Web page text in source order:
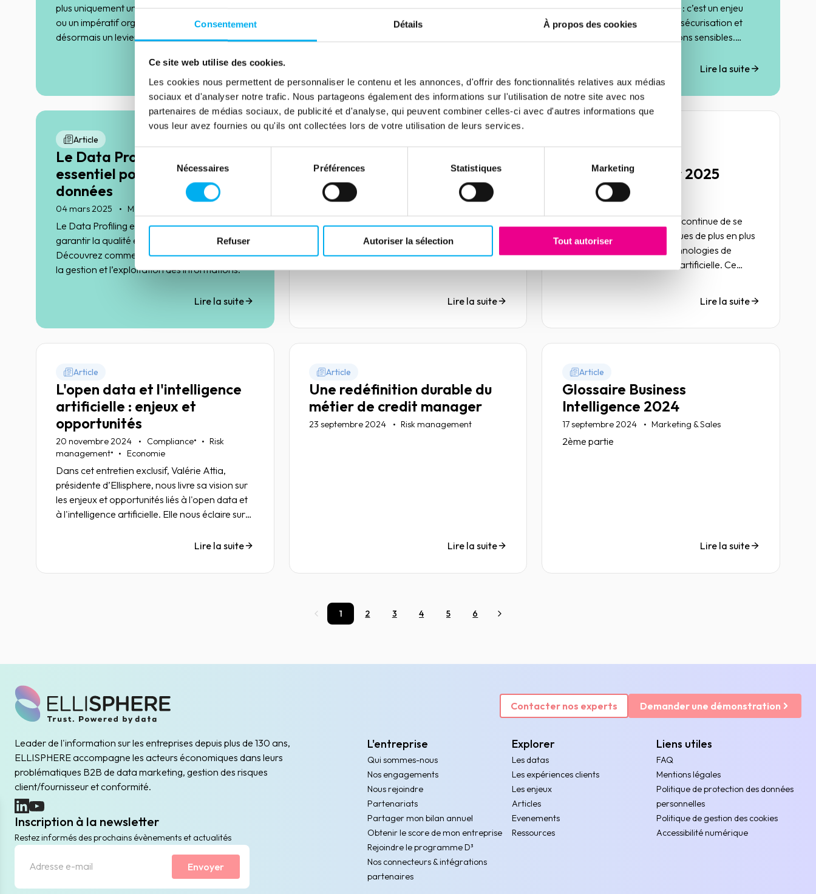
Consentement Détails À propos des cookies
Ce site web utilise des cookies.
Les cookies nous permettent de personnaliser le contenu et les annonces, d'offrir des fonctionnalités relatives aux médias
sociaux et d'analyser notre trafic. Nous partageons également des informations sur l'utilisation de notre site avec nos
partenaires de médias sociaux, de publicité et d'analyse, qui peuvent combiner celles-ci avec d'autres informations que
vous leur avez fournies ou qu'ils ont collectées lors de votre utilisation de leurs services.
Sélection
consentement
Nécessaires Préférences Statistiques Marketing
Refuser Autoriser la sélection Tout autoriser
plus uniquement une obligation réglementaire
ou un impératif organisationnel, elle constitue
désormais un levier stratégique
Lire la suite
delà de la simple intégration : c’est un enjeu
stratégique pour garantir la sécurisation et
l’optimisation des informations sensibles.
Lire la suite
Article
Le Data Profiling : un pilier
essentiel pour la gestion des
données
04 mars 2025 Marketing & Sales
Le Data Profiling est un levier essentiel pour
garantir la qualité et la fiabilité des données.
Découvrez comment cette approche optimise
la gestion et l’exploitation des informations.
Lire la suite
B2B : un enjeu stratégique
18 février 2025
environnement en constante évolution, où les
données jouent un rôle déterminant dans la
réussite stratégique. La gouvernance des
données s'impose comme un processus clé,
véritables atouts tout en respectant lesLire la suite
perspectives pour 2025
06 janvier 2025
management•
En 2024, la cybercriminalité continue de se
développer, avec des attaques de plus en plus
complexes, utilisant des technologies de
pointe comme l'intelligence artificielle. Ce
menaces toujours plus sophistiquées et des
Lire la suite
Article
L'open data et l'intelligence
artificielle : enjeux et
opportunités
20 novembre 2024 Compliance•
Risk
management• Economie
Dans cet entretien exclusif, Valérie Attia,
présidente d’Ellisphere, nous livre sa vision sur
les enjeux et opportunités liés à l'open data et
à l'intelligence artificielle. Elle nous éclaire sur
ces nouvelles technologies et leur impact sur le
Lire la suite
Article
Une redéfinition durable du
métier de credit manager
23 septembre 2024 Risk management
Lire la suite
Article
Glossaire Business
Intelligence 2024
17 septembre 2024 Marketing & Sales
2ème partie
Lire la suite
Précédent
1 2 3 4 5 6 Suivant
Contacter nos experts Demander une démonstration
Leader de l'information sur les entreprises depuis plus de 130 ans,
ELLISPHERE accompagne les acteurs économiques dans leurs
problématiques B2B de data marketing, gestion des risques
client/fournisseur et conformité.
(nouvelle fenêtre)
(nouvelle fenêtre)
Inscription à la newsletter
Restez informés des prochains évènements et actualités
Envoyer
L'entreprise
Qui sommes-nous
Nos engagements
Nous rejoindre
Partenariats
Partager mon bilan annuel
Obtenir le score de mon entreprise
Rejoindre le programme D³
Nos connecteurs & intégrations
partenaires
Explorer
Les datas
Les expériences clients
Les enjeux
Articles
Evenements
Ressources
Liens utiles
FAQ
Mentions légales
Politique de protection des données
personnelles
Politique de gestion des cookies
Accessibilité numérique